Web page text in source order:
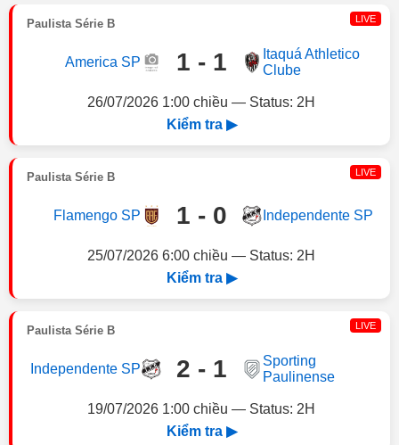
Paulista Série B LIVE
America SP 1 - 1
Itaquá Athletico
Clube
26/07/2026 1:00 chiều — Status: 2H
Kiểm tra ▶
Paulista Série B LIVE
Flamengo SP 1 - 0 Independente SP
25/07/2026 6:00 chiều — Status: 2H
Kiểm tra ▶
Paulista Série B LIVE
Independente SP 2 - 1
Sporting
Paulinense
19/07/2026 1:00 chiều — Status: 2H
Kiểm tra ▶